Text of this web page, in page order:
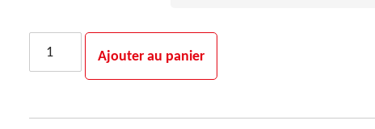
Ajouter au panier